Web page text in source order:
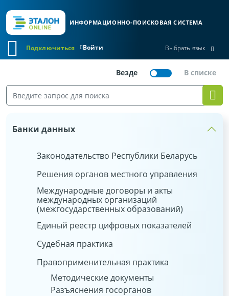
ИНФОРМАЦИОННО-ПОИСКОВАЯ СИСТЕМА
Войти
Подключиться Выбрать язык
Банки данных
Законодательство Республики Беларусь
Решения органов местного управления
Международные договоры и акты
международных организаций
(межгосударственных образований)
Единый реестр цифровых показателей
Судебная практика
Правоприменительная практика
Методические документы
Разъяснения госорганов